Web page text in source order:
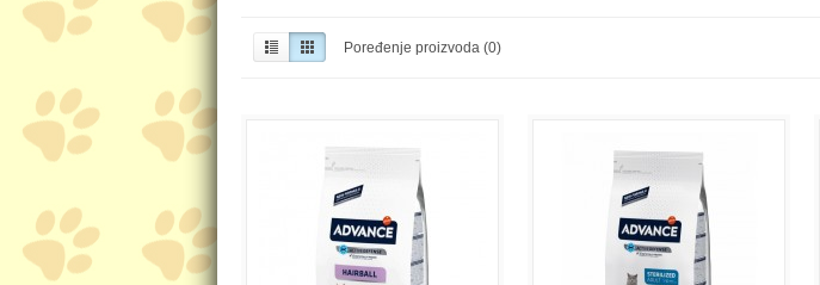
Poređenje proizvoda (0)